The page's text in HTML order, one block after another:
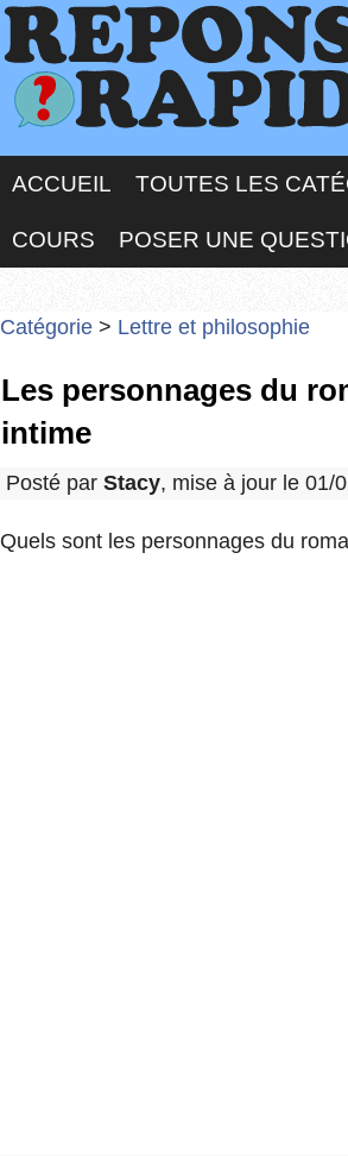
ACCUEIL TOUTES LES
COURS POSER UNE
Catégorie > Lettre et philosophie
Les personnages du
intime
Posté par Stacy, mise à jour le 01/
Quels sont les personnages du